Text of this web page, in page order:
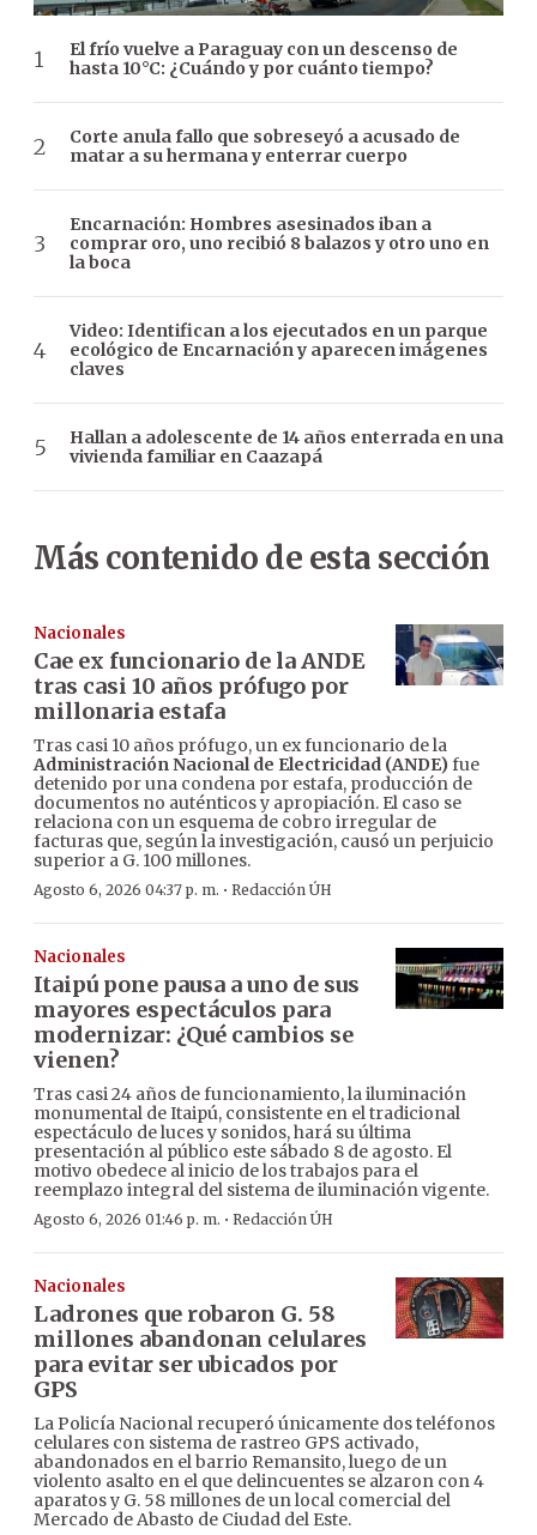
El frío vuelve a Paraguay con un descenso de
hasta 10°C: ¿Cuándo y por cuánto tiempo?
Corte anula fallo que sobreseyó a acusado de
matar a su hermana y enterrar cuerpo
Encarnación: Hombres asesinados iban a
comprar oro, uno recibió 8 balazos y otro uno en
la boca
Video: Identifican a los ejecutados en un parque
ecológico de Encarnación y aparecen imágenes
claves
Hallan a adolescente de 14 años enterrada en una
vivienda familiar en Caazapá
Más contenido de esta sección
Nacionales
Cae ex funcionario de la ANDE
tras casi 10 años prófugo por
millonaria estafa
Tras casi 10 años prófugo, un ex funcionario de la
Administración Nacional de Electricidad (ANDE)fue
detenido por una condena por estafa, producción de
documentos no auténticos y apropiación. El caso se
relaciona con un esquema de cobro irregular de
facturas que, según la investigación, causó un perjuicio
superior a G. 100 millones.
Agosto 6, 2026 04:37 p. m. · Redacción ÚH
Nacionales
Itaipú pone pausa a uno de sus
mayores espectáculos para
modernizar: ¿Qué cambios se
vienen?
Tras casi 24 años de funcionamiento, la iluminación
monumental de Itaipú, consistente en el tradicional
espectáculo de luces y sonidos, hará su última
presentación al público este sábado 8 de agosto. El
motivo obedece al inicio de los trabajos para el
reemplazo integral del sistema de iluminación vigente.
Agosto 6, 2026 01:46 p. m. · Redacción ÚH
Nacionales
Ladrones que robaron G. 58
millones abandonan celulares
para evitar ser ubicados por
GPS
La Policía Nacional recuperó únicamente dos teléfonos
celulares con sistema de rastreo GPS activado,
abandonados en el barrio Remansito, luego de un
violento asalto en el que delincuentes se alzaron con 4
aparatos y G. 58 millones de un local comercial del
Mercado de Abasto de Ciudad del Este.